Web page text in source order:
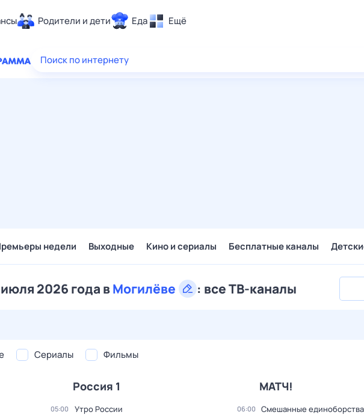
Родители и дети Еда Ещё
Здоровье
Поиск по интернету
недели Выходные Кино и сериалы Бесплатные каналы
2026 года вМогилёве : все ТВ-каналы
Сериалы Фильмы
Россия 1
05:00 Утро России
МАТЧ!
06:00
Смешанные